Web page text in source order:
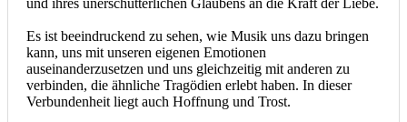
Es ist beeindruckend zu sehen, wie Musik uns dazu bringen
kann, uns mit unseren eigenen Emotionen
auseinanderzusetzen und uns gleichzeitig mit anderen zu
verbinden, die ähnliche Tragödien erlebt haben. In dieser
Verbundenheit liegt auch Hoffnung und Trost.